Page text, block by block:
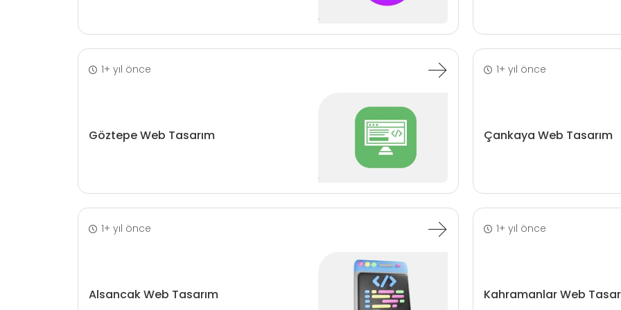
1+ yıl önce
Göztepe Web Tasarım
1+ yıl önce
Çankaya Web Tasarım
1+ yıl önce
Alsancak Web Tasarım
1+ yıl önce
Kahramanlar Web